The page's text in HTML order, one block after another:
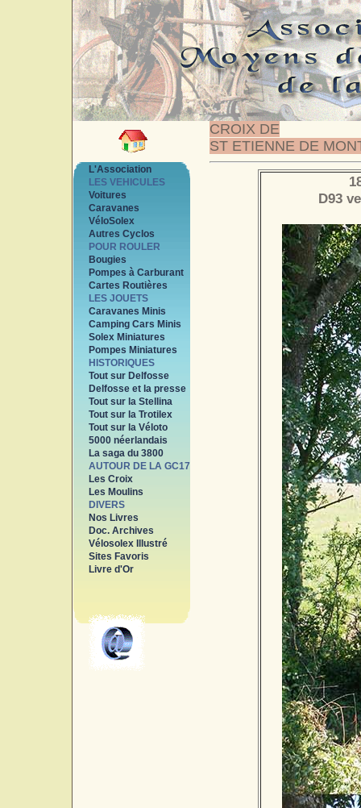
CROIX DE
ST ETIENNE DE
L'Association
LES VEHICULES
Voitures
Caravanes
VéloSolex
Autres Cyclos
POUR ROULER
Bougies
Pompes à Carburant
Cartes Routières
LES JOUETS
Caravanes Minis
Camping Cars Minis
Solex Miniatures
Pompes Miniatures
HISTORIQUES
Tout sur Delfosse
Delfosse et la presse
Tout sur la Stellina
Tout sur la Trotilex
Tout sur la Véloto
5000 néerlandais
La saga du 3800
AUTOUR DE LA GC17
Les Croix
Les Moulins
DIVERS
Nos Livres
Doc. Archives
Vélosolex Illustré
Sites Favoris
Livre d'Or
D93